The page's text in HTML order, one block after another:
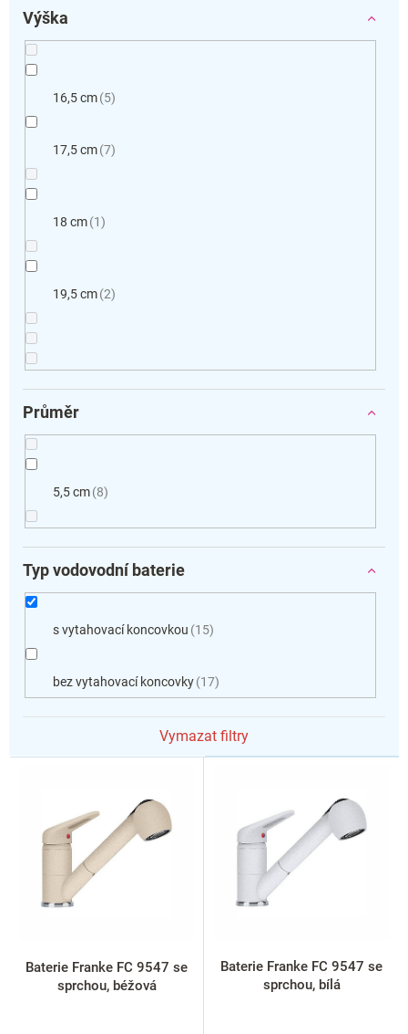
Výška
16,5 cm 5
17,5 cm 7
18 cm 1
19,5 cm 2
Průměr
5,5 cm 8
Typ vodovodní baterie
s vytahovací koncovkou 15
bez vytahovací koncovky 17
Vymazat filtry
V
Baterie Franke FC 9547 se
sprchou, béžová
Baterie Franke FC 9547 se
sprchou, bílá